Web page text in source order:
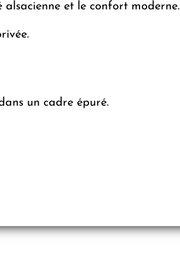
alsacienne et le confort moderne.
un cadre épuré.